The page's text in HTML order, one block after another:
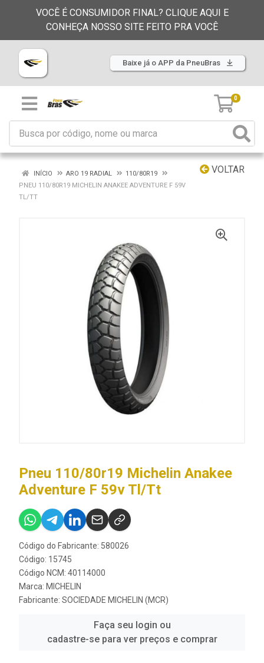
VOCÊ É CONSUMIDOR FINAL? CLIQUE AQUI E
CONHEÇA NOSSO SITE FEITO PRA VOCÊ
Baixe já o APP da PneuBras
0
VOLTAR
INÍCIO ARO 19 RADIAL
110/80R19
PNEU 110/80R19 MICHELIN ANAKEE ADVENTURE F 59V
TL/TT
Pneu 110/80r19 Michelin Anakee
Adventure F 59v Tl/Tt
Código do Fabricante: 580026
Código: 15745
Código NCM: 40114000
Marca: MICHELIN
Fabricante: SOCIEDADE MICHELIN (MCR)
Faça seu login ou
cadastre-se para ver preços e comprar